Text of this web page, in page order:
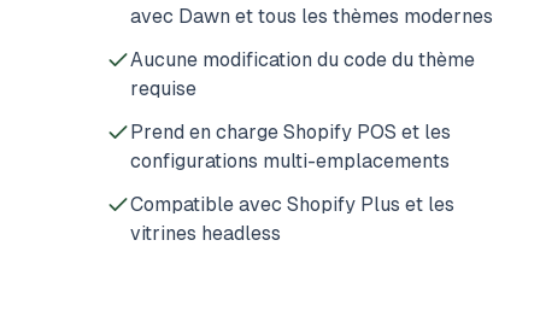
avec Dawn et tous les thèmes modernes
Aucune modification du code du thème
requise
Prend en charge Shopify POS et les
configurations multi-emplacements
Compatible avec Shopify Plus et les
vitrines headless